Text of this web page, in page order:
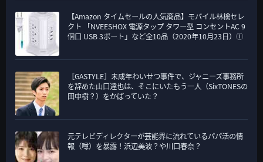
【Amazon タイムセールの人気商品】モバイル林檎セレ
クト 「NVEESHOX 電源タップ タワー型 コンセントAC 9
個口 USB 3ポート」など全10品（2020年10月23日）①
［GASTYLE］未成年わいせつ事件で、ジャニーズ事務所
を辞めた山口達也は、そこにいたもう一人（SixTONESの
田中樹？）をかばっていた？
元テレビディレクターが芸能界に流れているパパ活の情
報（噂）を暴露！浜辺美波？や川口春奈？